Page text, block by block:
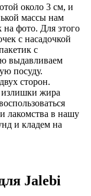
около 3 см, и
массы нам
фото. Для этого
с насадочкой
с
выдавливаем
посуду.
сторон.
жира
лакомства в нашу
и кладем на
Jalebi